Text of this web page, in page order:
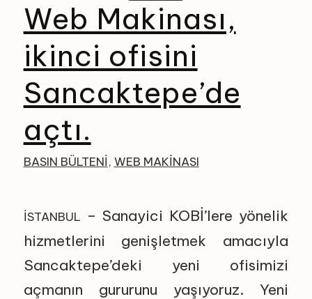
Web Makinası,
ikinci ofisini
Sancaktepe’de
açtı.
BASIN BÜLTENI, WEB MAKINASI
İSTANBUL – Sanayici KOBİ’lere yönelik
hizmetlerini genişletmek amacıyla
Sancaktepe’deki yeni ofisimizi
açmanın gururunu yaşıyoruz. Yeni